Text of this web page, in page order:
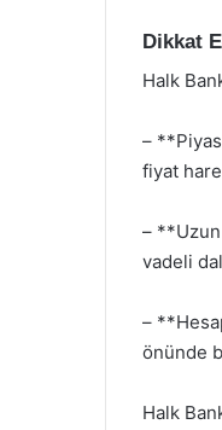
Dikkat
Halk
–
fiyat
–
vadeli
–
önünde
Halk